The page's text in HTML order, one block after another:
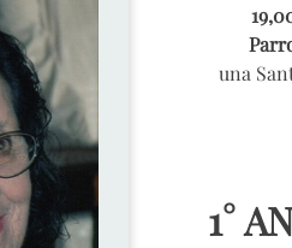
una
1°